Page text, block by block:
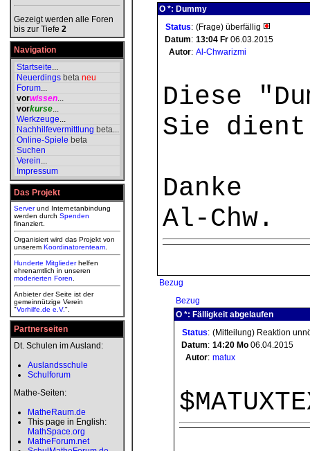
Gezeigt werden alle Foren
bis zur Tiefe 2
Navigation
Startseite...
Neuerdings beta neu
Forum...
vorwissen...
vorkurse...
Werkzeuge...
Nachhilfevermittlung beta...
Online-Spiele beta
Suchen
Verein...
Impressum
Das Projekt
Serverund Internetanbindung
werden durch Spenden
finanziert.
Organisiert wird das Projekt von
unserem Koordinatorenteam
Hunderte Mitgliederhelfen
ehrenamtlich in unseren
moderierten Foren
Anbieter der Seite ist der
gemeinnützige Verein
"Vorhilfe.de e.V.".
Partnerseiten
Dt. Schulen im Ausland:
Auslandsschule
Schulforum
Mathe-Seiten:
MatheRaum.de
This page in English:
MathSpace.org
MatheForum.net
O *: Dummy
Status: (Frage) überfällig
Datum: 13:04 Fr 06.03.2015
Autor: Al-Chwarizmi
Diese
Sie
Danke
Al-Chw.
Bezug
Bezug
O *: Fälligkeit abgelaufen
Status: (Mitteilung) Reaktion
Datum: 14:20 Mo 06.04.2015
Autor: matux